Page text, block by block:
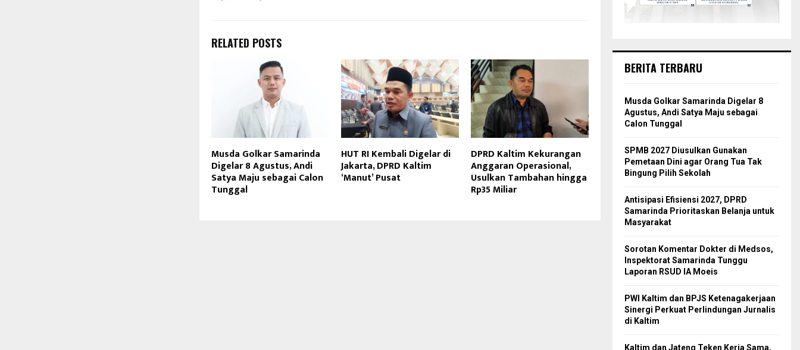
RELATED POSTS
Musda Golkar Samarinda
Digelar 8 Agustus, Andi
Satya Maju sebagai Calon
Tunggal
HUT RI Kembali Digelar di
Jakarta, DPRD Kaltim
‘Manut’ Pusat
DPRD Kaltim Kekurangan
Anggaran Operasional,
Usulkan Tambahan hingga
Rp35 Miliar
BERITA TERBARU
Musda Golkar Samarinda Digelar 8
Agustus, Andi Satya Maju sebagai
Calon Tunggal
SPMB 2027 Diusulkan Gunakan
Pemetaan Dini agar Orang Tua Tak
Bingung Pilih Sekolah
Antisipasi Efisiensi 2027, DPRD
Samarinda Prioritaskan Belanja untuk
Masyarakat
Sorotan Komentar Dokter di Medsos,
Inspektorat Samarinda Tunggu
Laporan RSUD IA Moeis
PWI Kaltim dan BPJS Ketenagakerjaan
Sinergi Perkuat Perlindungan Jurnalis
di Kaltim
Kaltim dan Jateng Teken Kerja Sama,